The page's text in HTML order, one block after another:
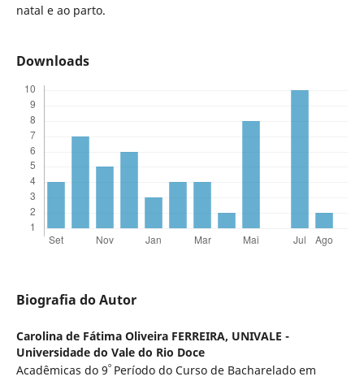
natal e ao parto.
Downloads
Biografia do Autor
Carolina de Fátima Oliveira FERREIRA, UNIVALE -
Universidade do Vale do Rio Doce
Acadêmicas do 9º Período do Curso de Bacharelado em